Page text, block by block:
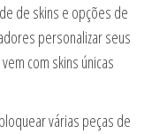
de skins e opções de
personalizar seus
com skins únicas
várias peças de